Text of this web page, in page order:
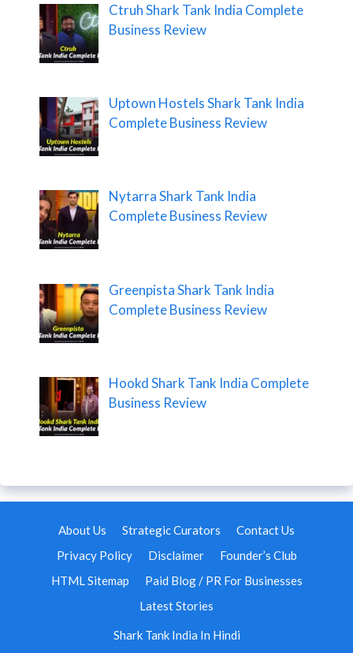
Ctruh Shark Tank India Complete
Business Review
Uptown Hostels Shark Tank India
Complete Business Review
Nytarra Shark Tank India
Complete Business Review
Greenpista Shark Tank India
Complete Business Review
Hookd Shark Tank India Complete
Business Review
About Us Strategic Curators
Contact Us
Privacy Policy
Disclaimer
Founder’s Club
HTML Sitemap
Paid Blog / PR For Businesses
Latest Stories
Shark Tank India In Hindi